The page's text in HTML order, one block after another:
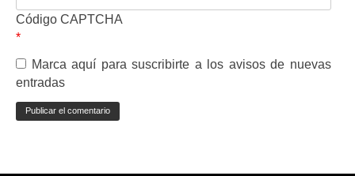
Código CAPTCHA
*
Marca aquí para suscribirte a los avisos de nuevas
entradas